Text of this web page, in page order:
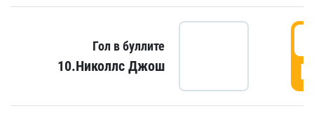
Гол в буллите
10.Николлс Джош